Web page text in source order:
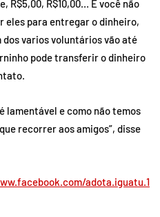
R$5,00, R$10,00… E você não
eles para entregar o dinheiro,
varios voluntários vão até
pode transferir o dinheiro
lamentável e como não temos
recorrer aos amigos”, disse
adota.iguatu.1